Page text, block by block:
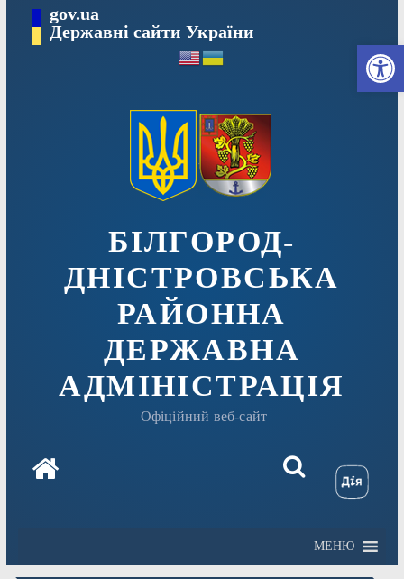
вмісту
gov.ua
Державні сайти України
БІЛГОРОД-
ДНІСТРОВСЬКА
РАЙОННА
ДЕРЖАВНА
АДМІНІСТРАЦІЯ
Офіційний веб-сайт
МЕНЮ